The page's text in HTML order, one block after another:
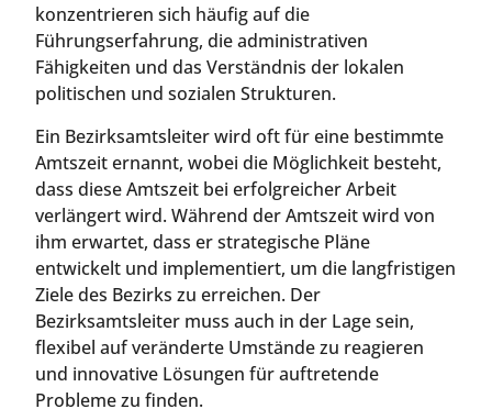
konzentrieren sich häufig auf die
Führungserfahrung, die administrativen
Fähigkeiten und das Verständnis der lokalen
politischen und sozialen Strukturen.
Ein Bezirksamtsleiter wird oft für eine bestimmte
Amtszeit ernannt, wobei die Möglichkeit besteht,
dass diese Amtszeit bei erfolgreicher Arbeit
verlängert wird. Während der Amtszeit wird von
ihm erwartet, dass er strategische Pläne
entwickelt und implementiert, um die langfristigen
Ziele des Bezirks zu erreichen. Der
Bezirksamtsleiter muss auch in der Lage sein,
flexibel auf veränderte Umstände zu reagieren
und innovative Lösungen für auftretende
Probleme zu finden.